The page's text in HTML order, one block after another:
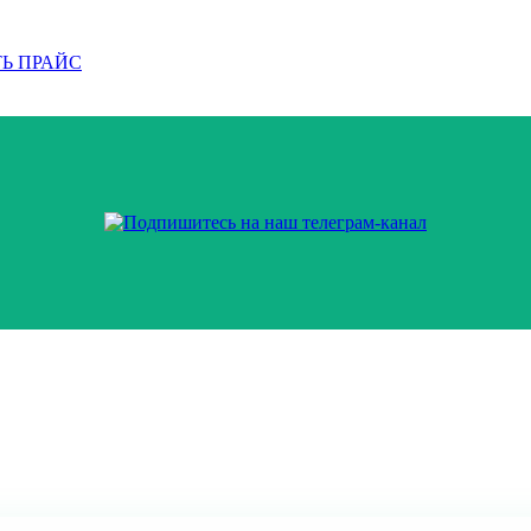
ПРАЙС